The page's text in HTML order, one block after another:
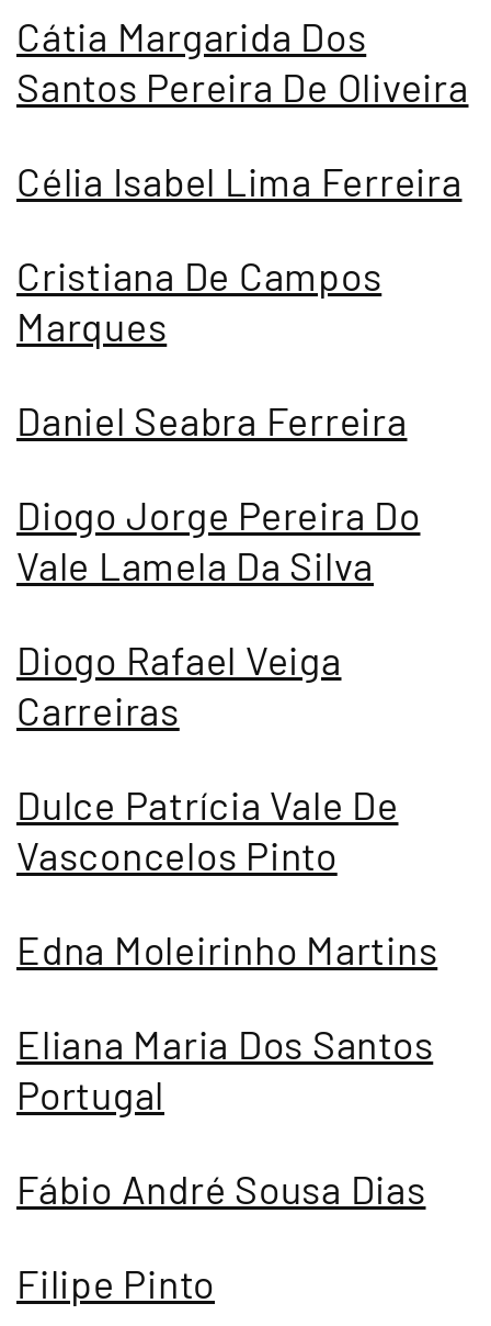
Cátia Margarida Dos
Santos Pereira De Oliveira
Célia Isabel Lima Ferreira
Cristiana De Campos
Marques
Daniel Seabra Ferreira
Diogo Jorge Pereira Do
Vale Lamela Da Silva
Diogo Rafael Veiga
Carreiras
Dulce Patrícia Vale De
Vasconcelos Pinto
Edna Moleirinho Martins
Eliana Maria Dos Santos
Portugal
Fábio André Sousa Dias
Filipe Pinto